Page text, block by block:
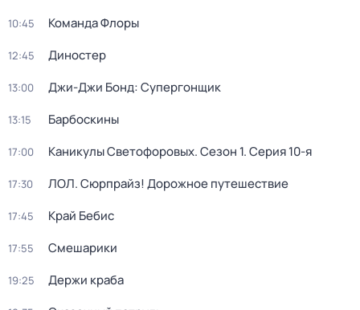
10:45 Команда Флоры
12:45 Диностер
13:00 Джи-Джи Бонд: Супергонщик
13:15 Барбоскины
17:00 Каникулы Светофоровых. Сезон 1. Серия 10-я
17:30 ЛОЛ. Сюрпрайз! Дорожное путешествие
17:45 Край Бебис
17:55 Смешарики
19:25 Держи краба